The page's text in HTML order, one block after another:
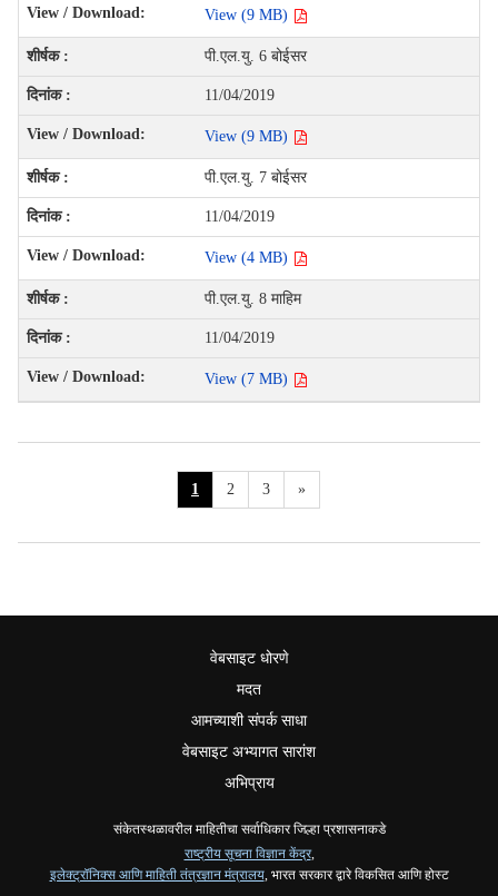
View (9 MB)
पी.एल.यु. 6 बोईसर
11/04/2019
View (9 MB)
पी.एल.यु. 7 बोईसर
11/04/2019
View (4 MB)
पी.एल.यु. 8 माहिम
11/04/2019
View (7 MB)
1 2 3 »
वेबसाइट धोरणे
मदत
आमच्याशी संपर्क साधा
वेबसाइट अभ्यागत सारांश
अभिप्राय
संकेतस्थळावरील माहितीचा सर्वाधिकार जिल्हा प्रशासनाकडे
राष्ट्रीय सूचना विज्ञान केंद्र,
इलेक्ट्रॉनिक्स आणि माहिती तंत्रज्ञान मंत्रालय, भारत सरकार द्वारे विकसित आणि होस्ट